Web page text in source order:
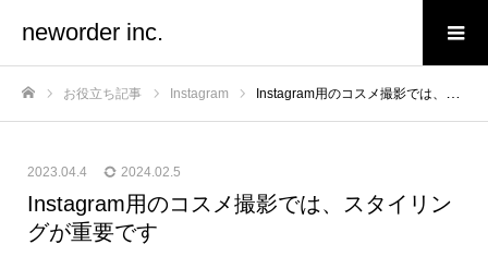
neworder inc.
お役立ち記事 Instagram Instagram用のコスメ撮影では、スタイリングが重要です
2023.04.4 2024.02.5
Instagram用のコスメ撮影では、スタイリン
グが重要です